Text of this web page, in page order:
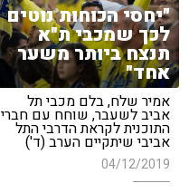
"יחסי הכוחות נוטים
לכך שמכבי ת"א
תנצח ביותר משער
אחד"
אמיר שלח, בלם מכבי תל
אביב לשעבר, שוחח עם חברי
התוכנית לקראת הדרבי התל
אביבי שיתקיים הערב (ד')
04/12/2019